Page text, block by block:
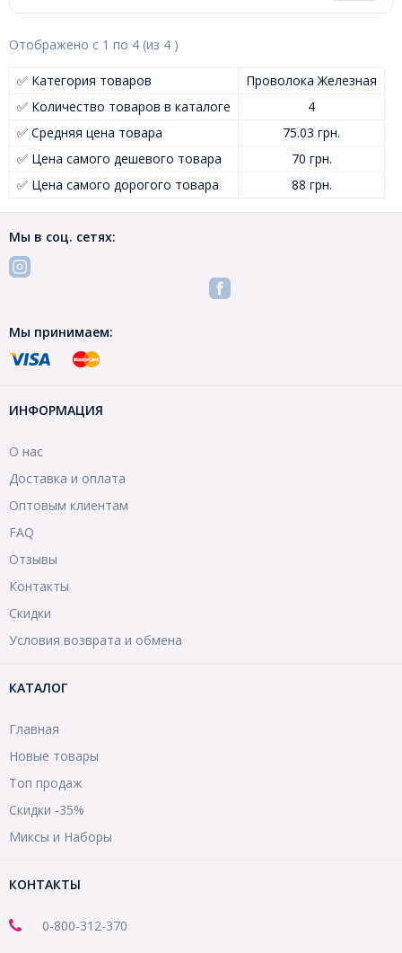
Отображено с 1 по 4 (из 4 )
✅ Категория товаров
Проволока Железная
✅ Количество товаров в каталоге
4
✅ Средняя цена товара
75.03 грн.
✅ Цена самого дешевого товара
70 грн.
✅ Цена самого дорогого товара
88 грн.
Мы в соц. сетях:
Мы принимаем:
ИНФОРМАЦИЯ
О нас
Доставка и оплата
Оптовым клиентам
FAQ
Отзывы
Контакты
Скидки
Условия возврата и обмена
КАТАЛОГ
Главная
Новые товары
Топ продаж
Скидки -35%
Миксы и Наборы
КОНТАКТЫ
0-800-312-370